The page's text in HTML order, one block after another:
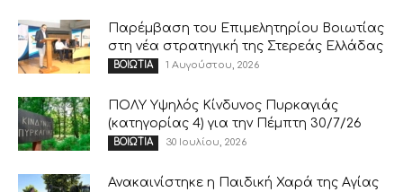
Παρέμβαση του Επιμελητηρίου Βοιωτίας
στη νέα στρατηγική της Στερεάς Ελλάδας
ΒΟΙΩΤΙΑ 1 Αυγούστου, 2026
ΠΟΛΥ Υψηλός Κίνδυνος Πυρκαγιάς
(κατηγορίας 4) για την Πέμπτη 30/7/26
ΒΟΙΩΤΙΑ 30 Ιουλίου, 2026
Ανακαινίστηκε η Παιδική Χαρά της Αγίας